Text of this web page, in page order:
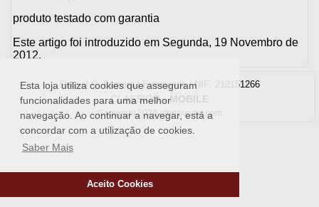
Esta loja utiliza cookies que asseguram
funcionalidades para uma melhor
navegação. Ao continuar a navegar, está a
concordar com a utilização de cookies.
Saber Mais
Aceito Cookies
produto testado com garantia
Este artigo foi introduzido em Segunda, 19 Novembro de
2012.
Raquel C. Ferreira | Ermesinde | NIF: 212151266
CLASSICO-MOBILE
Copyright 2026 oferrovelho.com